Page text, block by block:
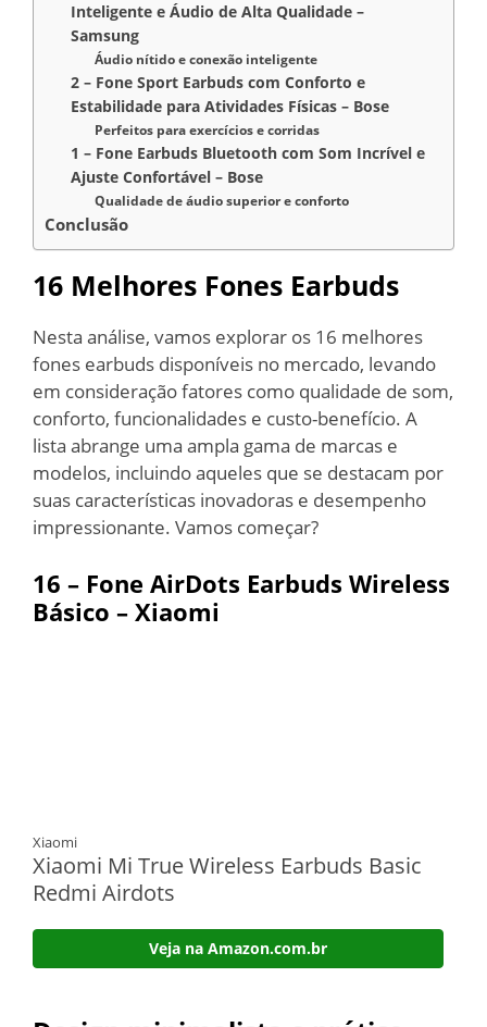
Inteligente e Áudio de Alta Qualidade –
Samsung
Áudio nítido e conexão inteligente
2 – Fone Sport Earbuds com Conforto e
Estabilidade para Atividades Físicas – Bose
Perfeitos para exercícios e corridas
1 – Fone Earbuds Bluetooth com Som Incrível e
Ajuste Confortável – Bose
Qualidade de áudio superior e conforto
Conclusão
16 Melhores Fones Earbuds
Nesta análise, vamos explorar os 16 melhores
fones earbuds disponíveis no mercado, levando
em consideração fatores como qualidade de som,
conforto, funcionalidades e custo-benefício. A
lista abrange uma ampla gama de marcas e
modelos, incluindo aqueles que se destacam por
suas características inovadoras e desempenho
impressionante. Vamos começar?
16 – Fone AirDots Earbuds Wireless
Básico – Xiaomi
Xiaomi
Xiaomi Mi True Wireless Earbuds Basic
Redmi Airdots
Veja na Amazon.com.br